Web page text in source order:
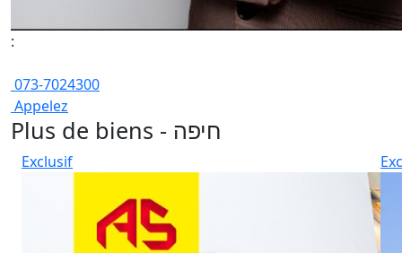
:
073-7024300
Appelez
Plus de biens - חיפה
Exclusif